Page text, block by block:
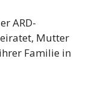
ARD-
Mutter
Familie in